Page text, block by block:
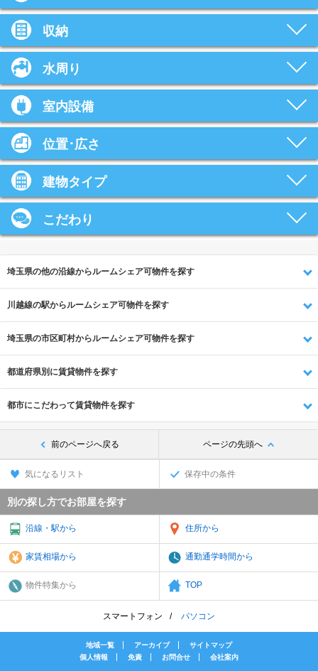
収納
水周り
室内設備
位置･広さ
建物タイプ
こだわり
埼玉県の他の沿線からルームシェア可物件を探す
川越線の駅からルームシェア可物件を探す
埼玉県の市区町村からルームシェア可物件を探す
都道府県別に賃貸物件を探す
都市にこだわって賃貸物件を探す
前のページへ戻る ページの先頭へ
気になるリスト 保存中の条件
別の探し方でお部屋を探す
沿線・駅から 住所から
家賃相場から 通勤通学時間から
物件特集から TOP
スマートフォン パソコン
地域一覧 アーカイブ
サイトマップ
個人情報
免責 お問合せ 会社案内